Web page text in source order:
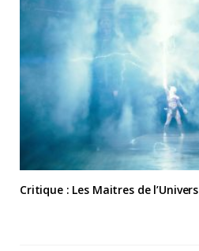
Critique : Les Maitres de l’Univers